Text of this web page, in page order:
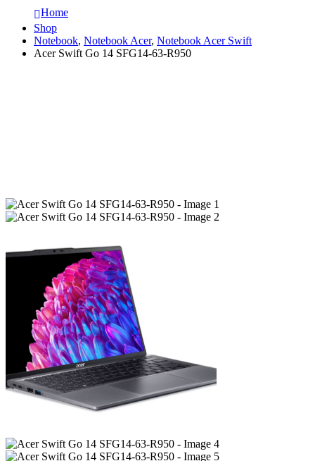
Home
Shop
Notebook, Notebook Acer, Notebook Acer Swift
Acer Swift Go 14 SFG14-63-R950